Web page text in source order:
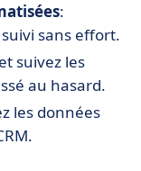
:
sans effort.
suivez les
au hasard.
les données